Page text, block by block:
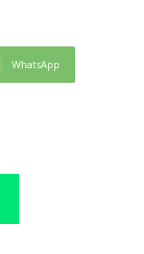
WhatsApp